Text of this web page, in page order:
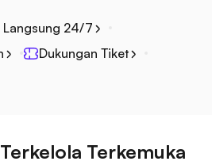
Langsung 24/7
Dukungan Tiket
Terkemuka